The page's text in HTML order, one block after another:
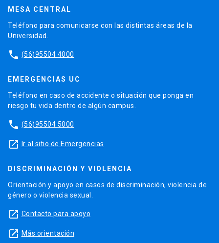
MESA CENTRAL
Teléfono para comunicarse con las distintas áreas de la
Universidad.
phone (56)95504 4000
EMERGENCIAS UC
Teléfono en caso de accidente o situación que ponga en
riesgo tu vida dentro de algún campus.
phone (56)95504 5000
launch Ir al sitio de Emergencias
DISCRIMINACIÓN Y VIOLENCIA
Orientación y apoyo en casos de discriminación, violencia de
género o violencia sexual.
launch Contacto para apoyo
launch Más orientación